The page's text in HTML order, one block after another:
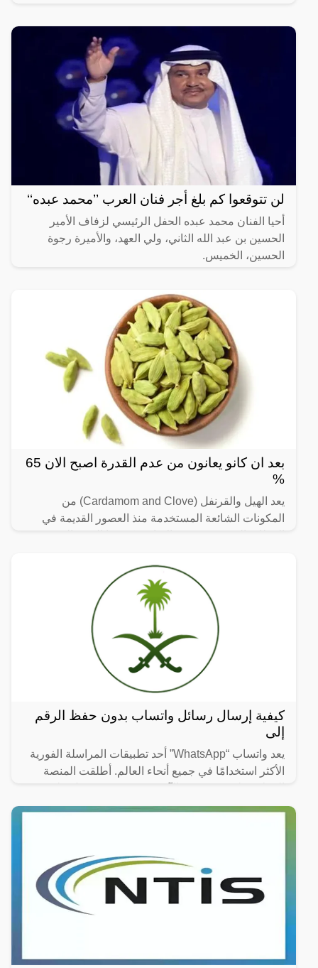
لن تتوقعوا كم بلغ أجر فنان العرب ’’محمد عبده‘‘
أحيا الفنان محمد عبده الحفل الرئيسي لزفاف الأمير
الحسين بن عبد الله الثاني، ولي العهد، والأميرة رجوة
الحسين، الخميس.
بعد ان كانو يعانون من عدم القدرة اصبح الان 65
%
يعد الهيل والقرنفل (Cardamom and Clove) من
المكونات الشائعة المستخدمة منذ العصور القديمة في
كيفية إرسال رسائل واتساب بدون حفظ الرقم
إلى
يعد واتساب “WhatsApp” أحد تطبيقات المراسلة الفورية
الأكثر استخدامًا في جميع أنحاء العالم. أطلقت المنصة
تعزيز